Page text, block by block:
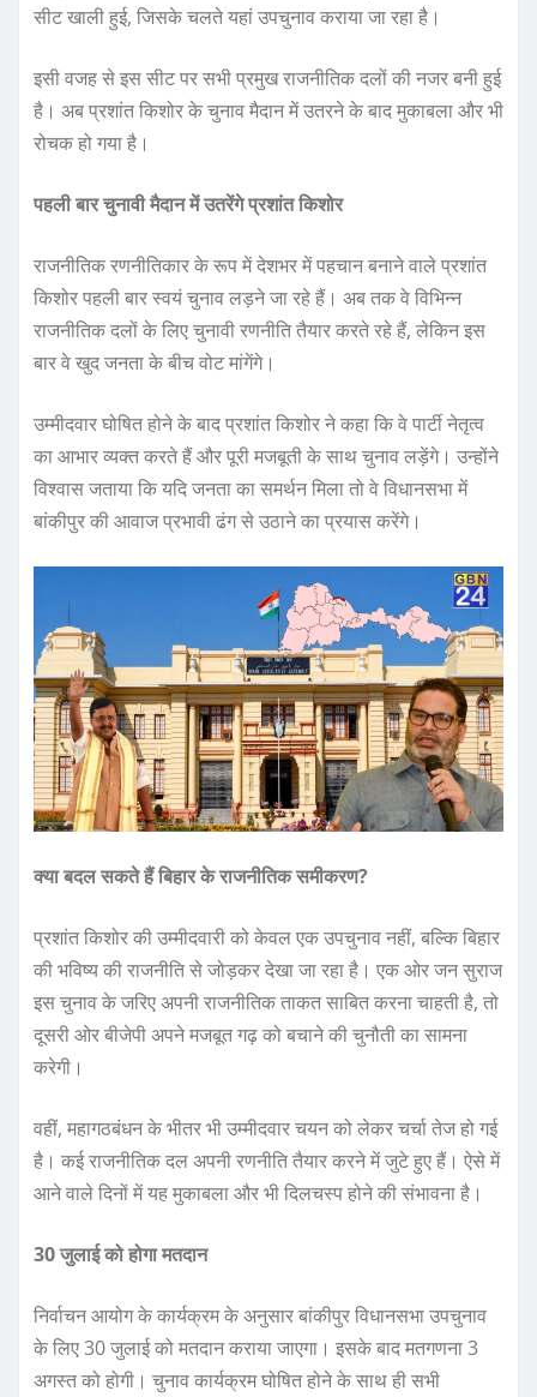
सीट खाली हुई, जिसके चलते यहां उपचुनाव कराया जा रहा है।
इसी वजह से इस सीट पर सभी प्रमुख राजनीतिक दलों की नजर बनी हुई
है। अब प्रशांत किशोर के चुनाव मैदान में उतरने के बाद मुकाबला और भी
रोचक हो गया है।
पहली बार चुनावी मैदान में उतरेंगे प्रशांत किशोर
राजनीतिक रणनीतिकार के रूप में देशभर में पहचान बनाने वाले प्रशांत
किशोर पहली बार स्वयं चुनाव लड़ने जा रहे हैं। अब तक वे विभिन्न
राजनीतिक दलों के लिए चुनावी रणनीति तैयार करते रहे हैं, लेकिन इस
बार वे खुद जनता के बीच वोट मांगेंगे।
उम्मीदवार घोषित होने के बाद प्रशांत किशोर ने कहा कि वे पार्टी नेतृत्व
का आभार व्यक्त करते हैं और पूरी मजबूती के साथ चुनाव लड़ेंगे। उन्होंने
विश्वास जताया कि यदि जनता का समर्थन मिला तो वे विधानसभा में
बांकीपुर की आवाज प्रभावी ढंग से उठाने का प्रयास करेंगे।
क्या बदल सकते हैं बिहार के राजनीतिक समीकरण?
प्रशांत किशोर की उम्मीदवारी को केवल एक उपचुनाव नहीं, बल्कि बिहार
की भविष्य की राजनीति से जोड़कर देखा जा रहा है। एक ओर जन सुराज
इस चुनाव के जरिए अपनी राजनीतिक ताकत साबित करना चाहती है, तो
दूसरी ओर बीजेपी अपने मजबूत गढ़ को बचाने की चुनौती का सामना
करेगी।
वहीं, महागठबंधन के भीतर भी उम्मीदवार चयन को लेकर चर्चा तेज हो गई
है। कई राजनीतिक दल अपनी रणनीति तैयार करने में जुटे हुए हैं। ऐसे में
आने वाले दिनों में यह मुकाबला और भी दिलचस्प होने की संभावना है।
30 जुलाई को होगा मतदान
निर्वाचन आयोग के कार्यक्रम के अनुसार बांकीपुर विधानसभा उपचुनाव
के लिए 30 जुलाई को मतदान कराया जाएगा। इसके बाद मतगणना 3
अगस्त को होगी। चुनाव कार्यक्रम घोषित होने के साथ ही सभी